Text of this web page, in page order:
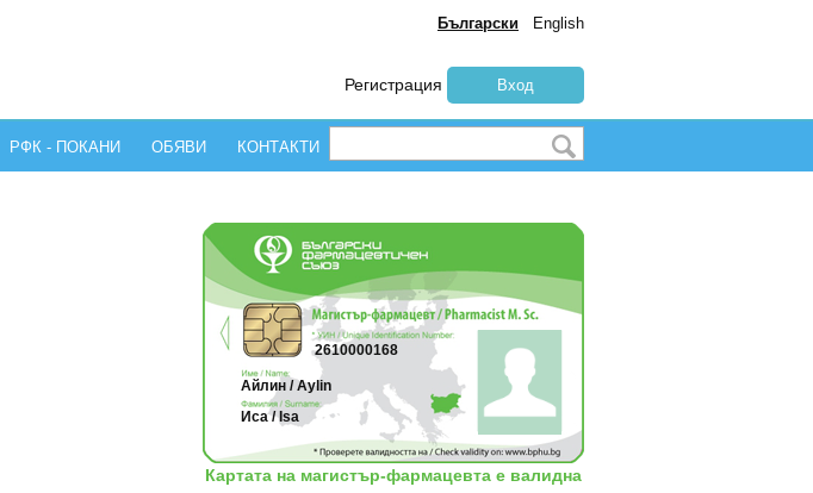
Български English
Регистрация Вход
РФК - ПОКАНИ ОБЯВИ КОНТАКТИ
2610000168
Айлин / Aylin
Иса / Isa
Картата на магистър-фармацевта е валидна